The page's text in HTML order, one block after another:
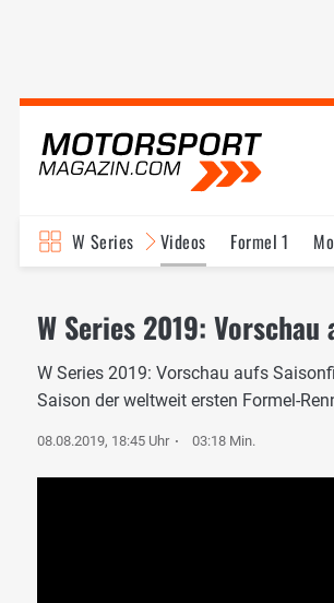
W Series Videos Formel 1
W Series 2019:
W Series 2019: Vorschau aufs
Saison der weltweit ersten Formel-
08.08.2019, 18:45 Uhr 03:18 Min.